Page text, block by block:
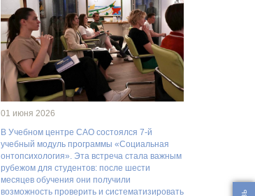
01 июня 2026
В Учебном центре САО состоялся 7-й
учебный модуль программы «Социальная
онтопсихология». Эта встреча стала важным
рубежом для студентов: после шести
месяцев обучения они получили
возможность проверить и систематизировать